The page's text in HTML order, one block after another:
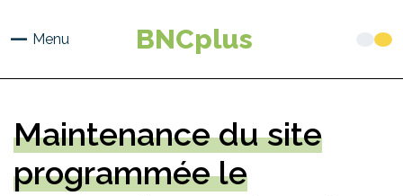
principal
Menu BNCplus
Maintenance du site
programmée le